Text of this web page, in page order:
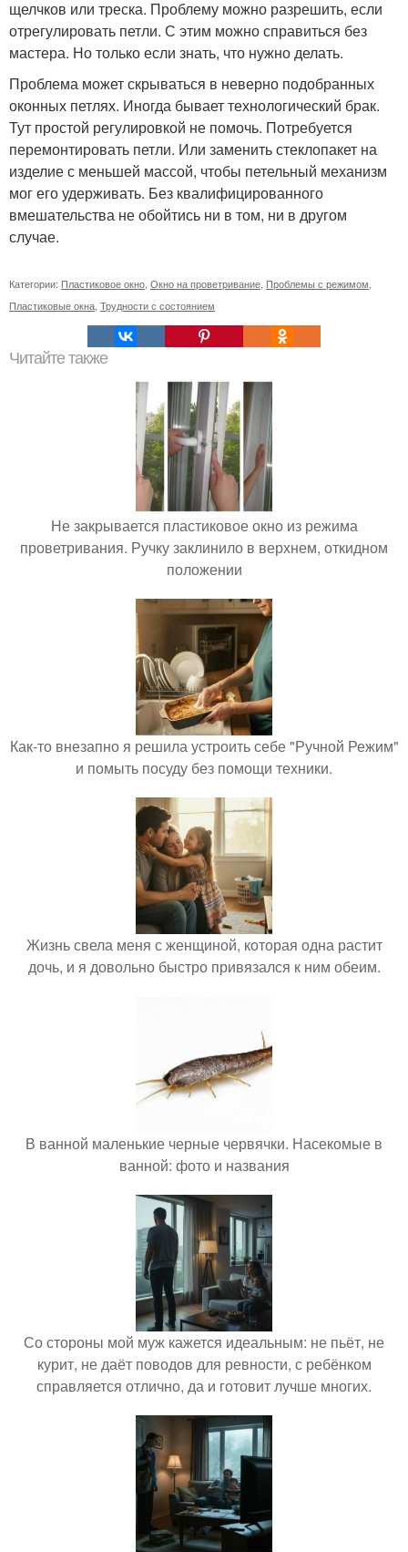
щелчков или треска. Проблему можно разрешить, если
отрегулировать петли. С этим можно справиться без
мастера. Но только если знать, что нужно делать.
Проблема может скрываться в неверно подобранных
оконных петлях. Иногда бывает технологический брак.
Тут простой регулировкой не помочь. Потребуется
перемонтировать петли. Или заменить стеклопакет на
изделие с меньшей массой, чтобы петельный механизм
мог его удерживать. Без квалифицированного
вмешательства не обойтись ни в том, ни в другом
случае.
Категории: Пластиковое окно Окно на проветривание Проблемы с режимом
Пластиковые окна Трудности с состоянием
Читайте также
Не закрывается пластиковое окно из режима
проветривания. Ручку заклинило в верхнем, откидном
положении
Как-то внезапно я решила устроить себе "Ручной Режим"
и помыть посуду без помощи техники.
Жизнь свела меня с женщиной, которая одна растит
дочь, и я довольно быстро привязался к ним обеим.
В ванной маленькие черные червячки. Насекомые в
ванной: фото и названия
Со стороны мой муж кажется идеальным: не пьёт, не
курит, не даёт поводов для ревности, с ребёнком
справляется отлично, да и готовит лучше многих.